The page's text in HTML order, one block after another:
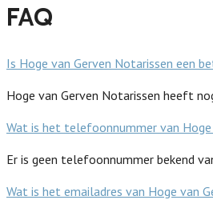
FAQ
Is Hoge van Gerven Notarissen een
Hoge van Gerven Notarissen heeft
Wat is het telefoonnummer van Hoge
Er is geen telefoonnummer bekend
Wat is het emailadres van Hoge van